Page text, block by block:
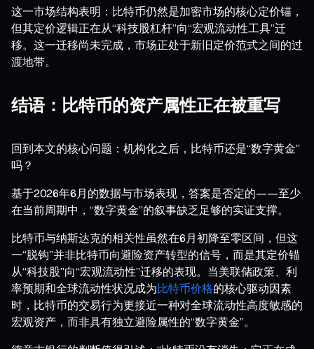
这一市场结构表明：比特币仍然是加密市场的核心定价锚，
但其定价逻辑正在从“科技股杠杆”向“宏观流动性工具”迁
移。这一迁移尚未完成，市场正处于新旧定价范式之间的过
渡地带。
结语：比特币的资产属性正在被重写
回到本文的核心问题：机构化之后，比特币还是“数字黄金”
吗？
基于2026年6月的数据与市场表现，答案是否定的——至少
在当前周期中，“数字黄金”的叙事缺乏足够的实证支撑。
比特币与纳斯达克的相关性虽然在6月初降至零区间，但这
一“脱钩”并非比特币向避险资产转型的信号，而是其定价锚
从“科技股”向“宏观流动性”迁移的表现。当美联储政策、利
率预期和全球流动性状况成为比特币价格的核心驱动因素
时，比特币的交易行为更接近一种对全球流动性高度敏感的
宏观资产，而非具有独立避险属性的“数字黄金”。